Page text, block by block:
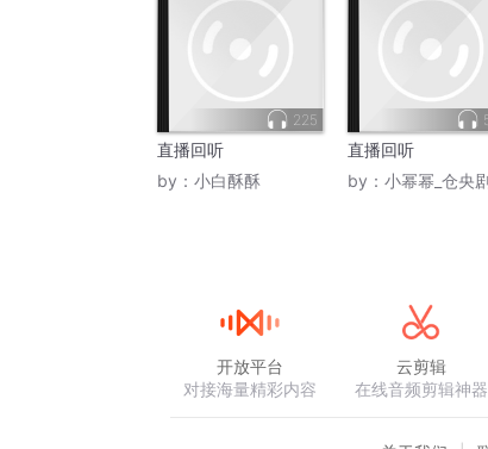
225
直播回听
by： 小白酥酥
直播回听
by： 小幂幂_仓央
开放平台
对接海量精彩内容
云剪辑
在线音频剪辑神器